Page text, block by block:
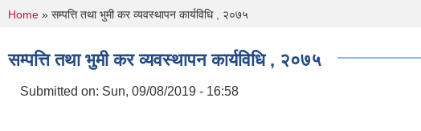
You are here
Home » सम्पत्ति तथा भुमी कर व्यवस्थापन कार्यविधि , २०७५
सम्पत्ति तथा भुमी कर व्यवस्थापन कार्यविधि , २०७५
Submitted on: Sun, 09/08/2019 - 16:58